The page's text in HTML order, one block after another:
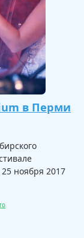
в Перми
ноября 2017